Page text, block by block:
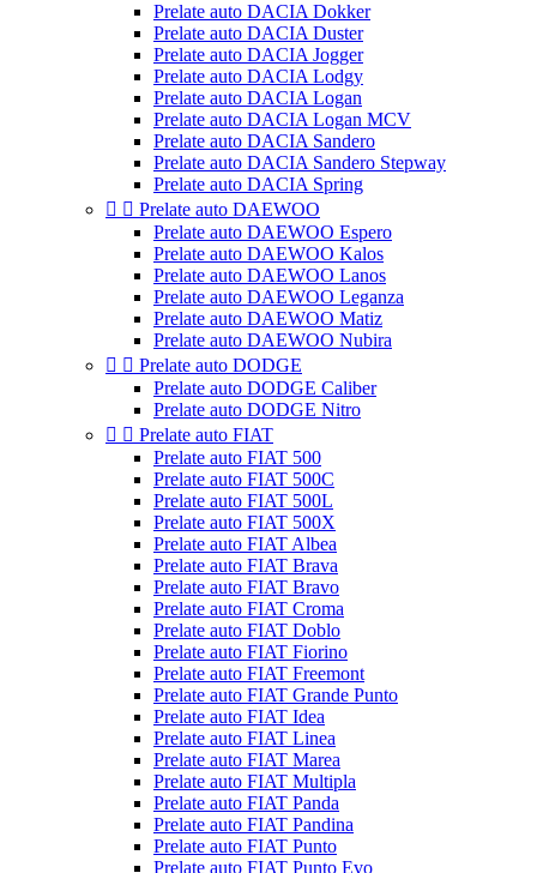
Prelate auto DACIA Dokker
Prelate auto DACIA Duster
Prelate auto DACIA Jogger
Prelate auto DACIA Lodgy
Prelate auto DACIA Logan
Prelate auto DACIA Logan MCV
Prelate auto DACIA Sandero
Prelate auto DACIA Sandero Stepway
Prelate auto DACIA Spring
  Prelate auto DAEWOO
Prelate auto DAEWOO Espero
Prelate auto DAEWOO Kalos
Prelate auto DAEWOO Lanos
Prelate auto DAEWOO Leganza
Prelate auto DAEWOO Matiz
Prelate auto DAEWOO Nubira
  Prelate auto DODGE
Prelate auto DODGE Caliber
Prelate auto DODGE Nitro
  Prelate auto FIAT
Prelate auto FIAT 500
Prelate auto FIAT 500C
Prelate auto FIAT 500L
Prelate auto FIAT 500X
Prelate auto FIAT Albea
Prelate auto FIAT Brava
Prelate auto FIAT Bravo
Prelate auto FIAT Croma
Prelate auto FIAT Doblo
Prelate auto FIAT Fiorino
Prelate auto FIAT Freemont
Prelate auto FIAT Grande Punto
Prelate auto FIAT Idea
Prelate auto FIAT Linea
Prelate auto FIAT Marea
Prelate auto FIAT Multipla
Prelate auto FIAT Panda
Prelate auto FIAT Pandina
Prelate auto FIAT Punto
Prelate auto FIAT Punto Evo